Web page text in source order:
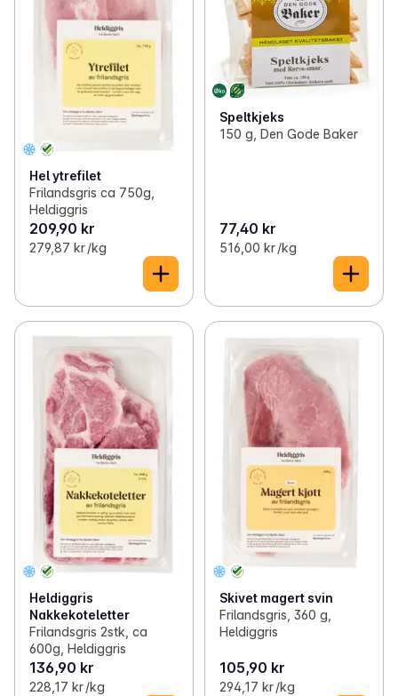
Hel ytrefilet
Frilandsgris ca 750g,
Heldiggris
209,90 kr
279,87 kr /kg
Speltkjeks
150 g, Den Gode Baker
77,40 kr
516,00 kr /kg
Heldiggris
Nakkekoteletter
Frilandsgris 2stk, ca
600g, Heldiggris
136,90 kr
228,17 kr /kg
Skivet magert svin
Frilandsgris, 360 g,
Heldiggris
105,90 kr
294,17 kr /kg